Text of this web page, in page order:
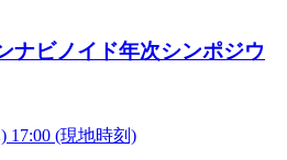
ナビノイド年次シンポジウ
17:00 (現地時刻)